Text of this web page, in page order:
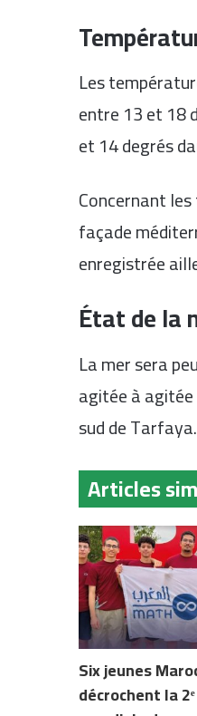
Les
entre 13 et 18
et 14 degrés
Concernant
façade
enregistrée
État de la
La mer sera
agitée à
sud de Tarfaya.
Articles
Six jeunes
décrochent la